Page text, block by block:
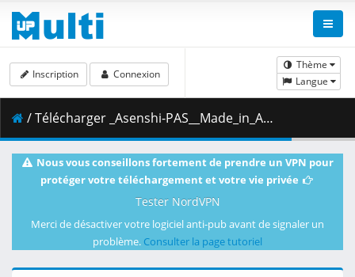
Thème
Langue
Inscription Connexion
/ Télécharger _Asenshi-PAS__Made_in_Abyss_-_13__BD_1080p_AAC___5571489C_.mkv.002 ( 492.11 MB )
Nous vous conseillons fortement de prendre un VPN pour
protéger votre téléchargement et votre vie privée
Tester NordVPN
Merci de désactiver votre logiciel anti-pub avant de signaler un
problème. Consulter la page tutoriel